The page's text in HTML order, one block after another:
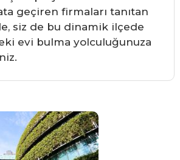
geçiren firmaları tanıtan
siz de bu dinamik ilçede
evi bulma yolculuğunuza